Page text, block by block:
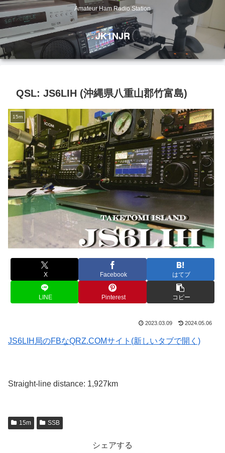
Amateur Ham Radio Station
JK1NJR
QSL: JS6LIH (沖縄県八重山郡竹富島)
15m
X Facebook はてブ
LINE Pinterest コピー
2023.03.09 2024.05.06
JS6LIH局のFBなQRZ.COMサイト(新しいタブで開く)
Straight-line distance: 1,927km
15m SSB
シェアする